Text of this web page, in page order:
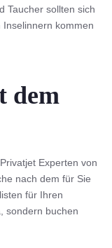
Taucher sollten sich
kommen
dem
Experten von
nach dem für Sie
für Ihren
sondern buchen